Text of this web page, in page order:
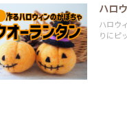
ハロ
ハロウ
りにピ